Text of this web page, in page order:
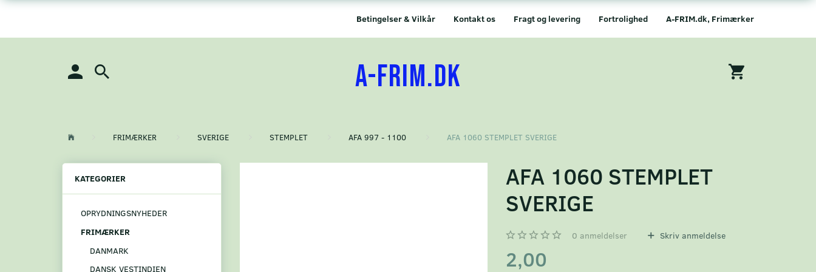
A-FRIM.dk, Frimærker
Fortrolighed
Fragt og levering
Kontakt os
Betingelser & Vilkår
A-FRIM.DK
FRIMÆRKER SVERIGE STEMPLET AFA 997 - 1100 AFA 1060 STEMPLET SVERIGE
KATEGORIER
OPRYDNINGSNYHEDER
FRIMÆRKER
DANMARK
DANSK VESTINDIEN
AFA 1060 STEMPLET
SVERIGE
0 anmeldelser Skriv anmeldelse
2,00